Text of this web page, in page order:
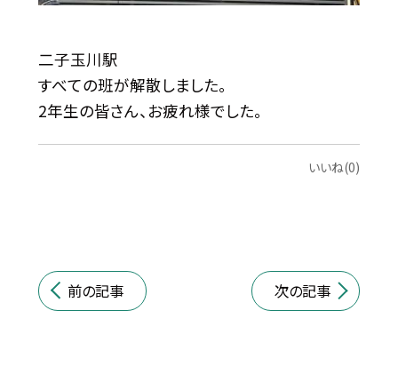
二子玉川駅
すべての班が解散しました。
2年生の皆さん、お疲れ様でした。
いいね(0)
前の記事 次の記事